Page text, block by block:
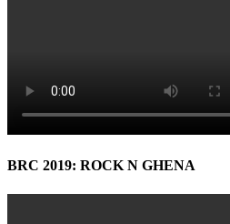
BRC 2019: ROCK N GHENA